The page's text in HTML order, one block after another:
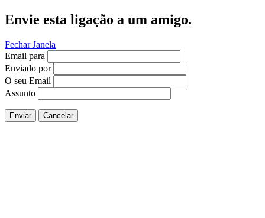
Envie esta ligação a um amigo.
Fechar Janela
Email para
Enviado por
O seu Email
Assunto
Enviar Cancelar